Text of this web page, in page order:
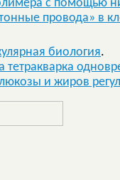
с помощью
провода» в
биология.
тетракварка
и жиров